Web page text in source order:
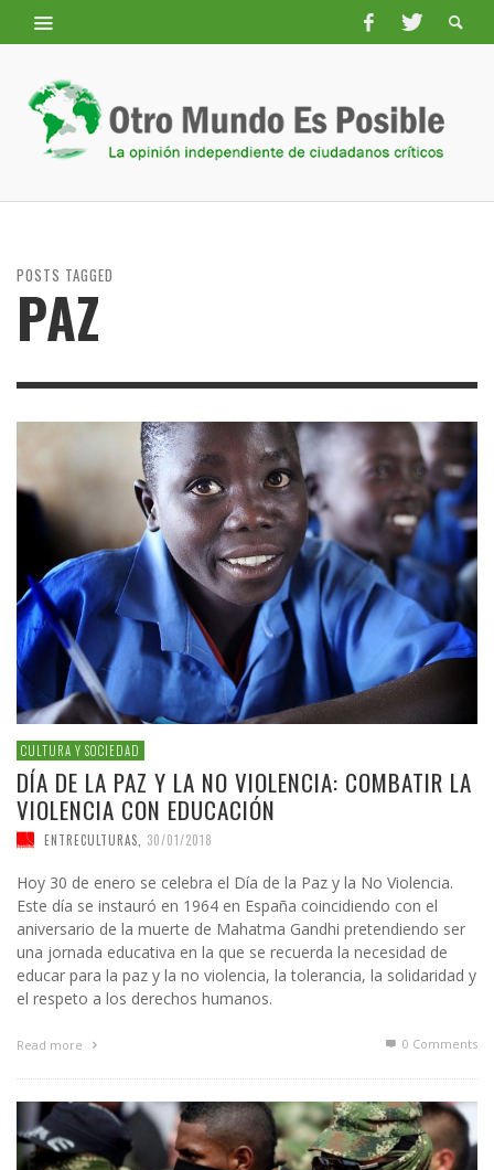
POSTS TAGGED
PAZ
CULTURA Y SOCIEDAD
DÍA DE LA PAZ Y LA NO VIOLENCIA: COMBATIR LA
VIOLENCIA CON EDUCACIÓN
ENTRECULTURAS 30/01/2018
Hoy 30 de enero se celebra el Día de la Paz y la No Violencia.
Este día se instauró en 1964 en España coincidiendo con el
aniversario de la muerte de Mahatma Gandhi pretendiendo ser
una jornada educativa en la que se recuerda la necesidad de
educar para la paz y la no violencia, la tolerancia, la solidaridad y
el respeto a los derechos humanos.
Read more 0 Comments